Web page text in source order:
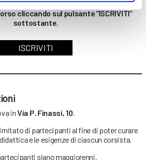
cliccando sul pulsante “ISCRIVITI”
sottostante.
ISCRIVITI
inVia P. Finassi, 10
di partecipanti al fine di poter curare
e le esigenze di ciascun corsista.
siano maggiorenni.